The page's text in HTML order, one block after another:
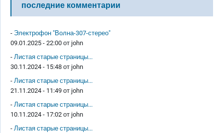
последние комментарии
- Электрофон "Волна-307-стерео"
09.01.2025 - 22:00 от john
- Листая старые страницы...
30.11.2024 - 15:48 от john
- Листая старые страницы...
21.11.2024 - 11:49 от john
- Листая старые страницы...
10.11.2024 - 17:02 от john
- Листая старые страницы...